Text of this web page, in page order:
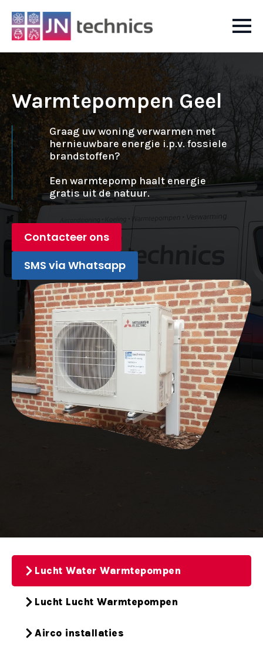
Warmtepompen Geel
Graag uw woning verwarmen met
hernieuwbare energie i.p.v. fossiele
brandstoffen?
Een warmtepomp haalt energie
gratis uit de natuur.
Contacteer ons
SMS via Whatsapp
Lucht Water Warmtepompen
Lucht Lucht Warmtepompen
Airco installaties